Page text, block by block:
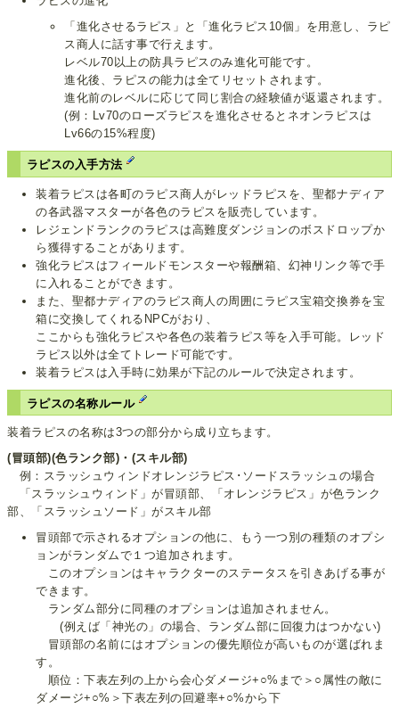
「進化させるラピス」と「進化ラピス10個」を用意し、ラピ
ス商人に話す事で行えます。
レベル70以上の防具ラピスのみ進化可能です。
進化後、ラピスの能力は全てリセットされます。
進化前のレベルに応じて同じ割合の経験値が返還されます。
(例：Lv70のローズラピスを進化させるとネオンラピスは
Lv66の15%程度)
ラピスの入手方法
装着ラピスは各町のラピス商人がレッドラピスを、聖都ナディア
の各武器マスターが各色のラピスを販売しています。
レジェンドランクのラピスは高難度ダンジョンのボスドロップか
ら獲得することがあります。
強化ラピスはフィールドモンスターや報酬箱、幻神リンク等で手
に入れることができます。
また、聖都ナディアのラピス商人の周囲にラピス宝箱交換券を宝
箱に交換してくれるNPCがおり、
ここからも強化ラピスや各色の装着ラピス等を入手可能。レッド
ラピス以外は全てトレード可能です。
装着ラピスは入手時に効果が下記のルールで決定されます。
ラピスの名称ルール
装着ラピスの名称は3つの部分から成り立ちます。
(冒頭部)(色ランク部)・(スキル部)
例：スラッシュウィンドオレンジラピス･ソードスラッシュの場合
「スラッシュウィンド」が冒頭部、「オレンジラピス」が色ランク
部、「スラッシュソード」がスキル部
冒頭部で示されるオプションの他に、もう一つ別の種類のオプシ
ョンがランダムで１つ追加されます。
このオプションはキャラクターのステータスを引きあげる事が
できます。
ランダム部分に同種のオプションは追加されません。
(例えば「神光の」の場合、ランダム部に回復力はつかない)
冒頭部の名前にはオプションの優先順位が高いものが選ばれま
す。
順位：下表左列の上から会心ダメージ+○%まで＞○属性の敵に
ダメージ+○%＞下表左列の回避率+○%から下